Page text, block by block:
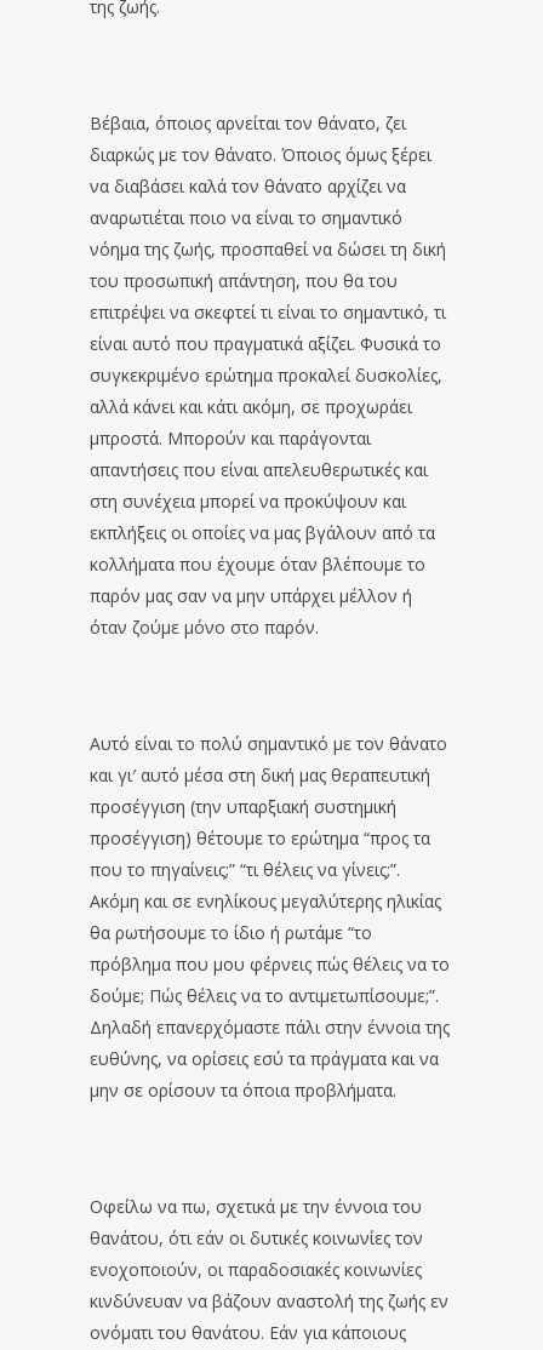
της ζωής.
Βέβαια, όποιος αρνείται τον θάνατο, ζει
διαρκώς με τον θάνατο. Όποιος όμως ξέρει
να διαβάσει καλά τον θάνατο αρχίζει να
αναρωτιέται ποιο να είναι το σημαντικό
νόημα της ζωής, προσπαθεί να δώσει τη δική
του προσωπική απάντηση, που θα του
επιτρέψει να σκεφτεί τι είναι το σημαντικό, τι
είναι αυτό που πραγματικά αξίζει. Φυσικά το
συγκεκριμένο ερώτημα προκαλεί δυσκολίες,
αλλά κάνει και κάτι ακόμη, σε προχωράει
μπροστά. Μπορούν και παράγονται
απαντήσεις που είναι απελευθερωτικές και
στη συνέχεια μπορεί να προκύψουν και
εκπλήξεις οι οποίες να μας βγάλουν από τα
κολλήματα που έχουμε όταν βλέπουμε το
παρόν μας σαν να μην υπάρχει μέλλον ή
όταν ζούμε μόνο στο παρόν.
Αυτό είναι το πολύ σημαντικό με τον θάνατο
και γι′ αυτό μέσα στη δική μας θεραπευτική
προσέγγιση (την υπαρξιακή συστημική
προσέγγιση) θέτουμε το ερώτημα “προς τα
που το πηγαίνεις;” “τι θέλεις να γίνεις;”.
Ακόμη και σε ενηλίκους μεγαλύτερης ηλικίας
θα ρωτήσουμε το ίδιο ή ρωτάμε “το
πρόβλημα που μου φέρνεις πώς θέλεις να το
δούμε; Πώς θέλεις να το αντιμετωπίσουμε;”.
Δηλαδή επανερχόμαστε πάλι στην έννοια της
ευθύνης, να ορίσεις εσύ τα πράγματα και να
μην σε ορίσουν τα όποια προβλήματα.
Οφείλω να πω, σχετικά με την έννοια του
θανάτου, ότι εάν οι δυτικές κοινωνίες τον
ενοχοποιούν, οι παραδοσιακές κοινωνίες
κινδύνευαν να βάζουν αναστολή της ζωής εν
ονόματι του θανάτου. Εάν για κάποιους